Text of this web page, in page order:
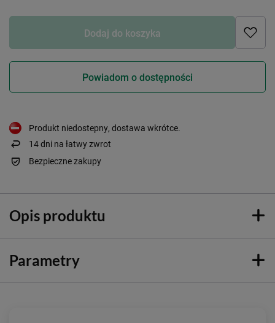
Dodaj do koszyka
Powiadom o dostępności
Produkt niedostepny, dostawa wkrótce
14dni na łatwy zwrot
Bezpieczne zakupy
Opis produktu
Parametry